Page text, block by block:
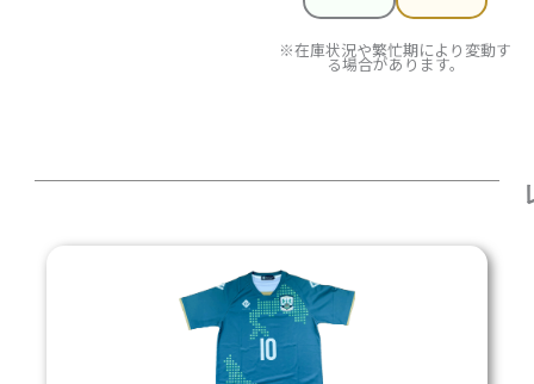
※在庫状況や繁忙期により変動す
る場合があります。